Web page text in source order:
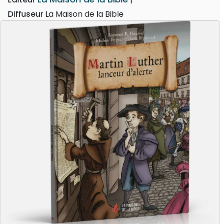
Diffuseur La Maison de la Bible